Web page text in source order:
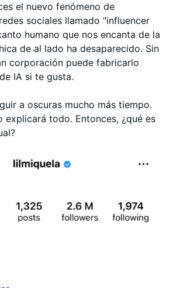
el nuevo fenómeno de
sociales llamado "influencer
humano que nos encanta de la
de al lado ha desaparecido. Sin
corporación puede fabricarlo
IA si te gusta.
a oscuras mucho más tiempo.
explicará todo. Entonces, ¿qué es